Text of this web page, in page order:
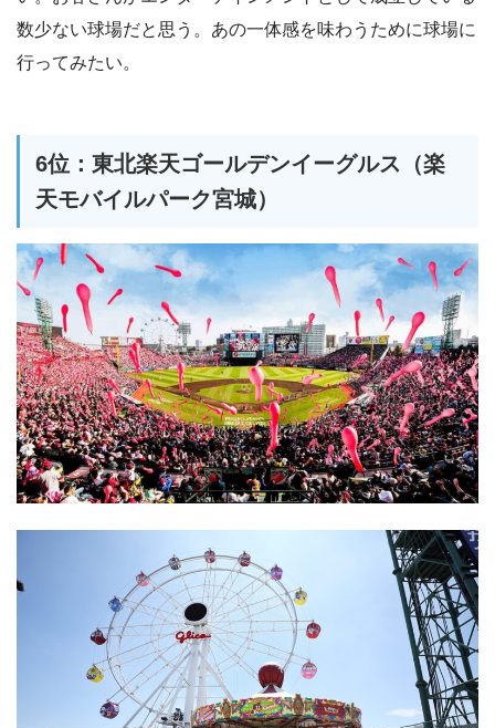
数少ない球場だと思う。あの一体感を味わうために球場に
行ってみたい。
6位：東北楽天ゴールデンイーグルス（楽
天モバイルパーク宮城）